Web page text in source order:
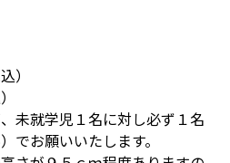
）
未就学児１名に対し必ず１名
でお願いいたします。